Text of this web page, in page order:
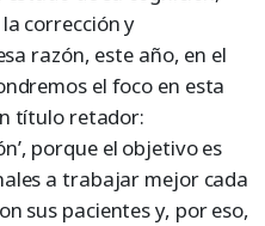
corrección y
razón, este año, en el
el foco en esta
título retador:
porque el objetivo es
a trabajar mejor cada
sus pacientes y, por eso,